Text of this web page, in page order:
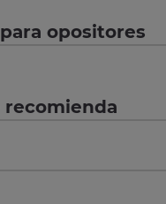
opositores
recomienda